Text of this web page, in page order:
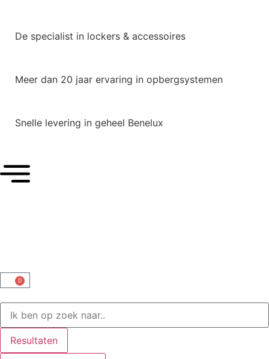
De specialist in lockers & accessoires
Meer dan 20 jaar ervaring in opbergsystemen
Snelle levering in geheel Benelux
0
Resultaten